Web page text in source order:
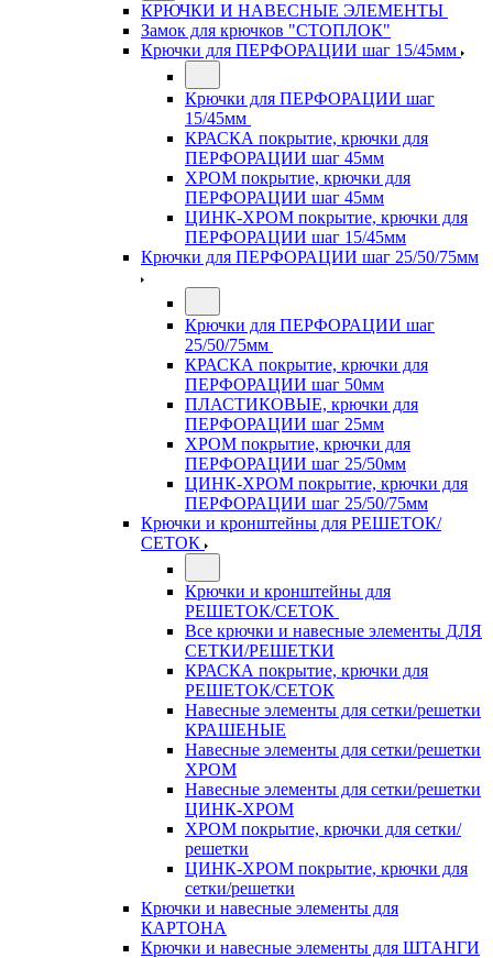
КРЮЧКИ И НАВЕСНЫЕ ЭЛЕМЕНТЫ
Замок для крючков "СТОПЛОК"
Крючки для ПЕРФОРАЦИИ шаг 15/45мм
Крючки для ПЕРФОРАЦИИ шаг
15/45мм
КРАСКА покрытие, крючки для
ПЕРФОРАЦИИ шаг 45мм
ХРОМ покрытие, крючки для
ПЕРФОРАЦИИ шаг 45мм
ЦИНК-ХРОМ покрытие, крючки для
ПЕРФОРАЦИИ шаг 15/45мм
Крючки для ПЕРФОРАЦИИ шаг 25/50/75мм
Крючки для ПЕРФОРАЦИИ шаг
25/50/75мм
КРАСКА покрытие, крючки для
ПЕРФОРАЦИИ шаг 50мм
ПЛАСТИКОВЫЕ, крючки для
ПЕРФОРАЦИИ шаг 25мм
ХРОМ покрытие, крючки для
ПЕРФОРАЦИИ шаг 25/50мм
ЦИНК-ХРОМ покрытие, крючки для
ПЕРФОРАЦИИ шаг 25/50/75мм
Крючки и кронштейны для РЕШЕТОК/
СЕТОК
Крючки и кронштейны для
РЕШЕТОК/СЕТОК
Все крючки и навесные элементы ДЛЯ
СЕТКИ/РЕШЕТКИ
КРАСКА покрытие, крючки для
РЕШЕТОК/СЕТОК
Навесные элементы для сетки/решетки
КРАШЕНЫЕ
Навесные элементы для сетки/решетки
ХРОМ
Навесные элементы для сетки/решетки
ЦИНК-ХРОМ
ХРОМ покрытие, крючки для сетки/
решетки
ЦИНК-ХРОМ покрытие, крючки для
сетки/решетки
Крючки и навесные элементы для
КАРТОНА
Крючки и навесные элементы для ШТАНГИ